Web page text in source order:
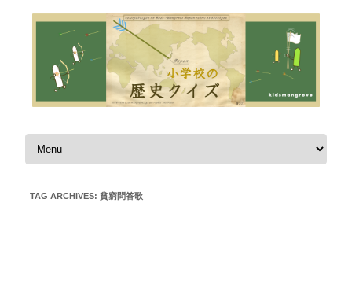
Skip to content
TAG ARCHIVES: 貧窮問答歌